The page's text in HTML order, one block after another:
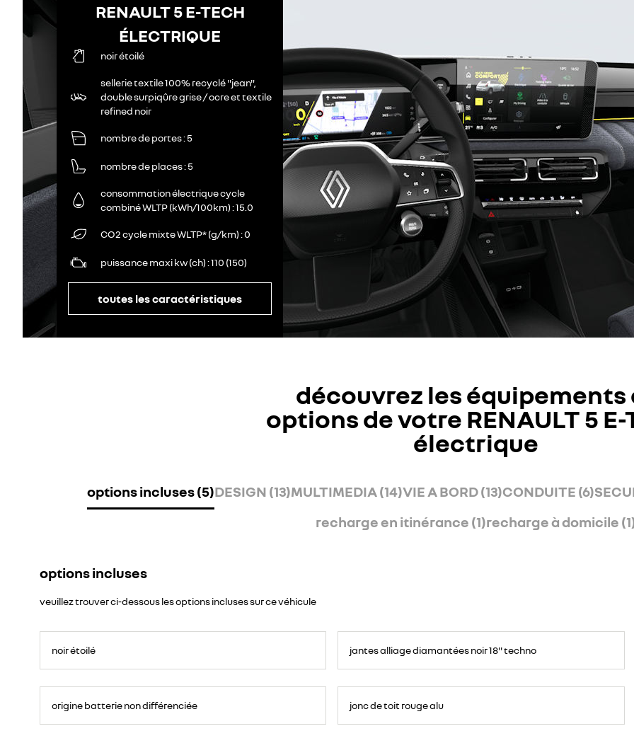
RENAULT 5 E-TECH
ÉLECTRIQUE
noir étoilé
sellerie textile 100% recyclé "jean",
double surpiqûre grise / ocre et textile
refined noir
nombre de portes 5
nombre de places 5
consommation électrique cycle
combiné WLTP (kWh/100km) 15.0
CO2 cycle mixte WLTP* (g/km) 0
puissance maxi kw (ch) 110 (150)
toutes les caractéristiques
découvrez les équipements
options de votre RENAULT 5
électrique
options incluses (5)DESIGN (13)MULTIMEDIA (14)VIE A BORD (13)CONDUITE (6)
recharge en itinérance (1)recharge à domicile
options incluses
veuillez trouver ci-dessous les options incluses sur ce véhicule
noir étoilé jantes alliage diamantées noir 18'' techno
origine batterie non différenciée jonc de toit rouge alu